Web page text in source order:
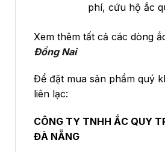
phí, cứu hộ ắc
Xem thêm tất cả các dòng
Đồng Nai
Để đặt mua sản phẩm quý
liên lạc:
CÔNG TY TNHH ẮC QUY
ĐÀ NẴNG